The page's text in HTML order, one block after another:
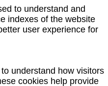
to understand and
indexes of the website
user experience for
understand how visitors
cookies help provide